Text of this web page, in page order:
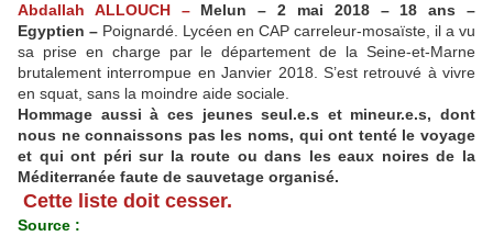
Abdallah ALLOUCH –Melun – 2 mai 2018 – 18 ans –
Egyptien – Poignardé. Lycéen en CAP carreleur-mosaïste, il a vu
sa prise en charge par le département de la Seine-et-Marne
brutalement interrompue en Janvier 2018. S’est retrouvé à vivre
en squat, sans la moindre aide sociale.
Hommage aussi à ces jeunes seul.e.s et mineur.e.s, dont
nous ne connaissons pas les noms, qui ont tenté le voyage
et qui ont péri sur la route ou dans les eaux noires de la
Méditerranée faute de sauvetage organisé.
Cette liste doit cesser.
Source :